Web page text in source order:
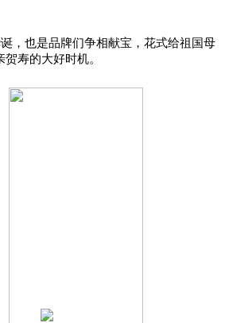
，也是品牌们争相献宝，花式给祖国母
贺寿的大好时机。